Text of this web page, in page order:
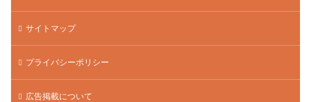
サイトマップ
プライバシーポリシー
広告掲載について